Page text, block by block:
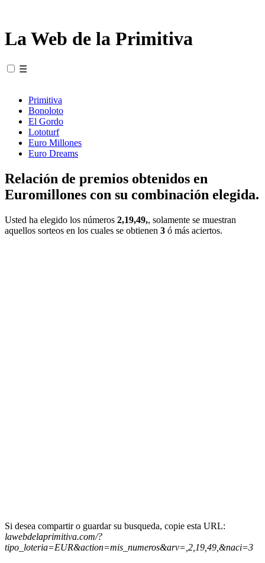
La Web de la Primitiva
☰
Primitiva
Bonoloto
El Gordo
Lototurf
Euro Millones
Euro Dreams
Relación de premios obtenidos en
Euromillones con su combinación elegida.
Usted ha elegido los números 2,19,49,, solamente se muestran
aquellos sorteos en los cuales se obtienen 3 ó más aciertos.
Si desea compartir o guardar su busqueda, copie esta URL:
lawebdelaprimitiva.com/?
tipo_loteria=EUR&action=mis_numeros&arv=,2,19,49,&naci=3